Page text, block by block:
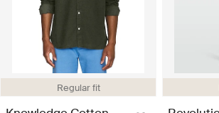
Regular fit